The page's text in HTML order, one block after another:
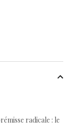
radicale : le